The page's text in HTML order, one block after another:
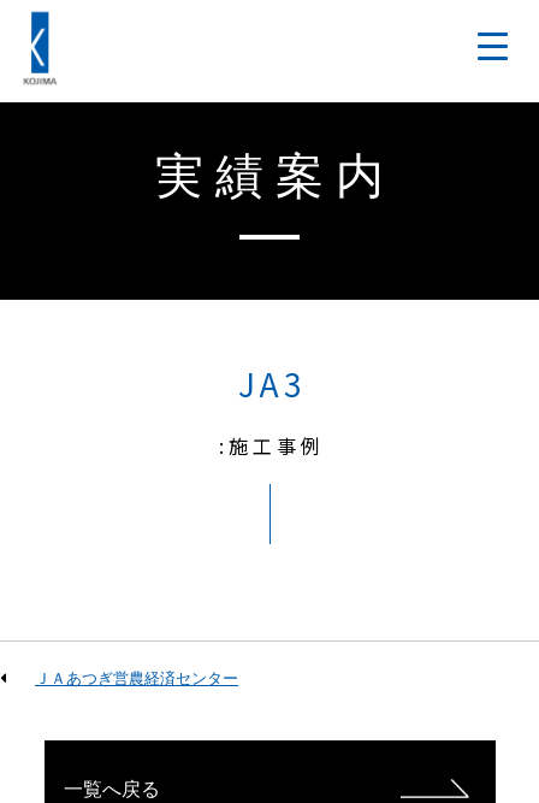
実績案内
JA3
:施工事例
ＪＡあつぎ営農経済センター
一覧へ戻る